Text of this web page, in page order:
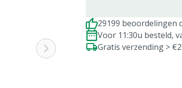
29199 beoordelingen
Voor 11:30u besteld,
Gratis verzending >